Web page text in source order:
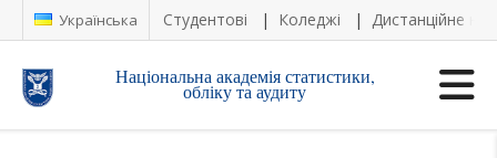
Українська Студентові Коледжі Дистанційне
Національна академія статистики,
обліку та аудиту